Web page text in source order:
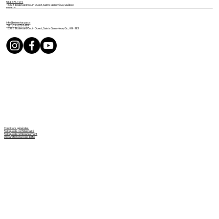
514 675-1919
16398 boulevard Gouin Ouest, Sainte Geneviève, Québec
H9H 1E1
info@mineviaspa.ca
Tél. : 514-675-1919
16398 Boulevard Gouin Ouest, Sainte Geneviève, Qc, H9H 1E1
Conditions générales
Politique de confidentialité
Politique de remboursement
Déclaration d'accessibilité